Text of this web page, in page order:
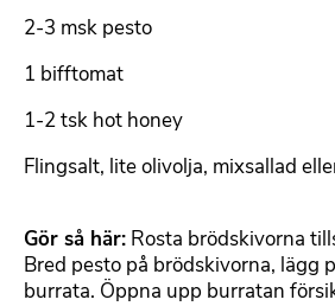
2-3 msk pesto
1 bifftomat
1-2 tsk hot honey
Flingsalt, lite olivolja, mixsallad
Gör så här: Rosta brödskivorna
Bred pesto på brödskivorna, lägg
burrata. Öppna upp burratan